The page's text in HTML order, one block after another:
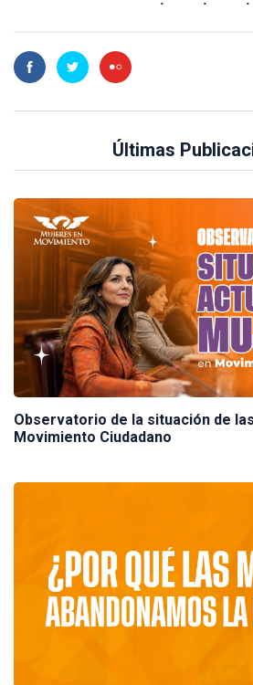
Últimas
Observatorio de la situación de
Movimiento Ciudadano